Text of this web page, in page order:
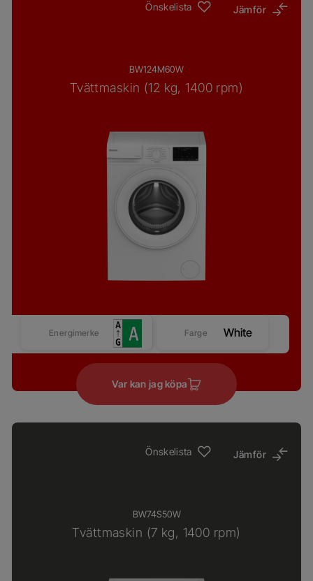
Önskelista Jämför
BW124M60W
Tvättmaskin (12 kg, 1400 rpm)
Energimerke Farge White
Var kan jag köpa
Önskelista Jämför
BW74S50W
Tvättmaskin (7 kg, 1400 rpm)